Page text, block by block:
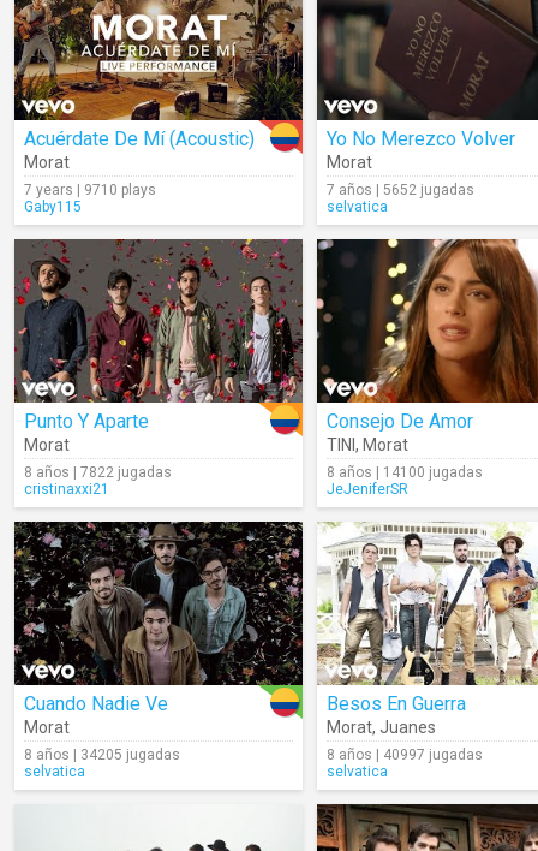
Acuérdate De Mí (Acoustic)
Morat
7 years | 9710 plays
Gaby115
Yo No Merezco Volver
Morat
7 años | 5652 jugadas
selvatica
Punto Y Aparte
Morat
8 años | 7822 jugadas
cristinaxxi21
Consejo De Amor
TINI , Morat
8 años | 14100 jugadas
JeJeniferSR
Cuando Nadie Ve
Morat
8 años | 34205 jugadas
selvatica
Besos En Guerra
Morat, Juanes
8 años | 40997 jugadas
selvatica